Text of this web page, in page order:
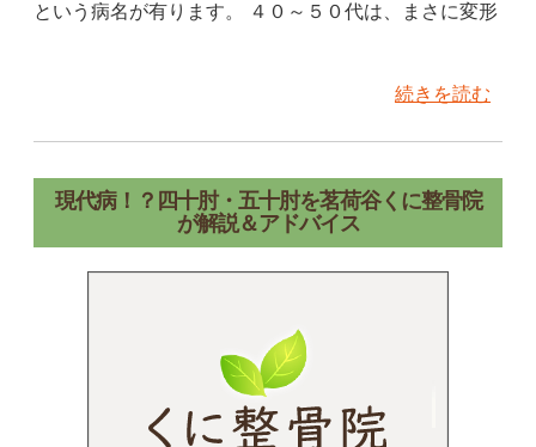
という病名が有ります。 ４０～５０代は、まさに変形
続きを読む
現代病！？四十肘・五十肘を茗荷谷くに整骨院
が解説＆アドバイス